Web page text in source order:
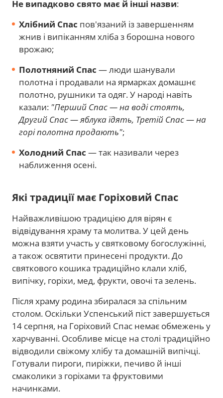
Не випадково свято має й інші назви:
Хлібний Спас пов'язаний із завершенням
жнив і випіканням хліба з борошна нового
врожаю;
Полотняний Спас — люди шанували
полотна і продавали на ярмарках домашнє
полотно, рушники та одяг. У народі навіть
казали: "Перший Спас — на воді стоять,
Другий Спас — яблука їдять, Третій Спас — на
горі полотна продають";
Холодний Спас — так називали через
наближення осені.
Які традиції має Горіховий Спас
Найважливішою традицією для вірян є
відвідування храму та молитва. У цей день
можна взяти участь у святковому богослужінні,
а також освятити принесені продукти. До
святкового кошика традиційно клали хліб,
випічку, горіхи, мед, фрукти, овочі та зелень.
Після храму родина збиралася за спільним
столом. Оскільки Успенський піст завершується
14 серпня, на Горіховий Спас немає обмежень у
харчуванні. Особливе місце на столі традиційно
відводили свіжому хлібу та домашній випічці.
Готували пироги, пиріжки, печиво й інші
смаколики з горіхами та фруктовими
начинками.